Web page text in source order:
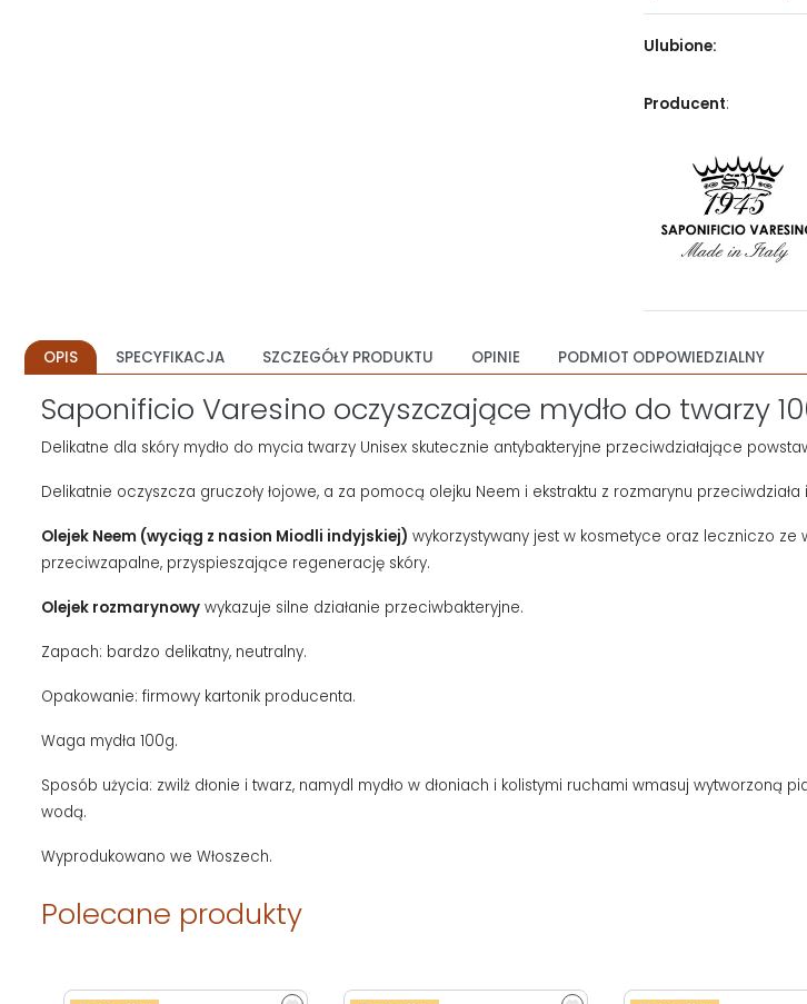
Ulubione:
Producent:
OPIS SPECYFIKACJA SZCZEGÓŁY PRODUKTU OPINIE PODMIOT ODPOWIEDZIALNY
Saponificio Varesino oczyszczające mydło do twarzy
Delikatne dla skóry mydło do mycia twarzy Unisex skutecznie antybakteryjne przeciwdziałające
Delikatnie oczyszcza gruczoły łojowe, a za pomocą olejku Neem i ekstraktu z rozmarynu
Olejek Neem (wyciąg z nasion Miodli indyjskiej) wykorzystywany jest w kosmetyce oraz leczniczo ze
przeciwzapalne, przyspieszające regenerację skóry.
Olejek rozmarynowy wykazuje silne działanie przeciwbakteryjne.
Zapach: bardzo delikatny, neutralny.
Opakowanie: firmowy kartonik producenta.
Waga mydła 100g.
Sposób użycia: zwilż dłonie i twarz, namydl mydło w dłoniach i kolistymi ruchami wmasuj wytworzoną
wodą.
Wyprodukowano we Włoszech.
Polecane produkty